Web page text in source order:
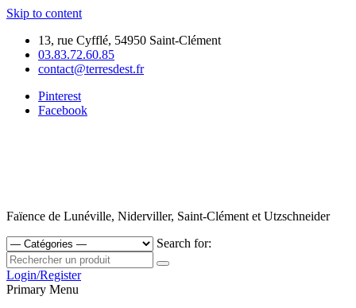
Skip to content
13, rue Cyfflé, 54950 Saint-Clément
03.83.72.60.85
contact@terresdest.fr
Pinterest
Facebook
Faïence de Lunéville, Niderviller, Saint-Clément et Utzschneider
Search for:
Login/Register
Primary Menu